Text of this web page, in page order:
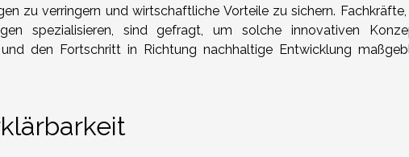
zu verringern und wirtschaftliche Vorteile zu sichern.
spezialisieren, sind gefragt, um solche innovativen
den Fortschritt in Richtung nachhaltige Entwicklung